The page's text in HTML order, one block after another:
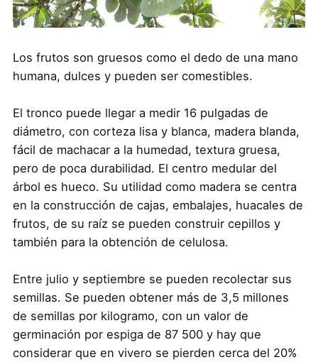
Los frutos son gruesos como el dedo de una mano
humana, dulces y pueden ser comestibles.
El tronco puede llegar a medir 16 pulgadas de
diámetro, con corteza lisa y blanca, madera blanda,
fácil de machacar a la humedad, textura gruesa,
pero de poca durabilidad. El centro medular del
árbol es hueco. Su utilidad como madera se centra
en la construcción de cajas, embalajes, huacales de
frutos, de su raíz se pueden construir cepillos y
también para la obtención de celulosa.
Entre julio y septiembre se pueden recolectar sus
semillas. Se pueden obtener más de 3,5 millones
de semillas por kilogramo, con un valor de
germinación por espiga de 87 500 y hay que
considerar que en vivero se pierden cerca del 20%